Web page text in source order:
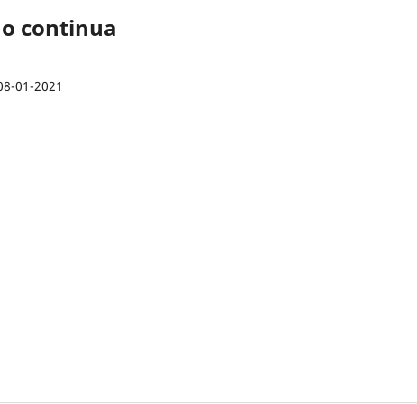
continua
01-2021